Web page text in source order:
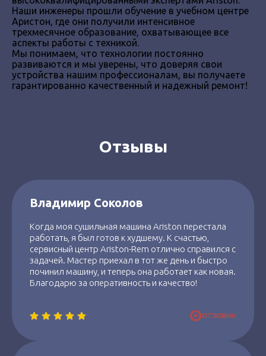
Наши инженеры прошли обучение в учебном центре
Аристон, где они получили интенсивное
трехмесячное образование, охватывающее все
аспекты работы с техникой.
Мы понимаем, что технологии постоянно
развиваются и мы уверены, что доверяя свои
устройства нашим профессионалам, вы получаете
гарантированно качественный и надежный ремонт!
Отзывы
Владимир Соколов
Когда моя сушильная машина Ariston перестала
работать, я был готов к худшему. К счастью,
сервисный центр Ariston-Rem отлично справился с
задачей. Мастер приехал в тот же день и быстро
починил машину, и теперь она работает как новая.
Благодарю за оперативность и качество!